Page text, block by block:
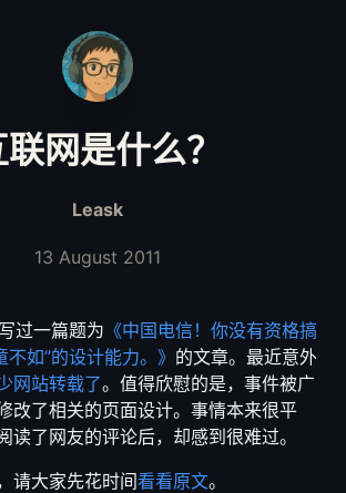
网是什么？
Leask
13 August 2011
过一篇题为 《中国电信！你没有资格搞
如”的设计能力。》 的文章。最近意外
网站转载了。值得欣慰的是，事件被广
改了相关的页面设计。事情本来很平
读了网友的评论后，却感到很难过。
请大家先花时间看看原文。